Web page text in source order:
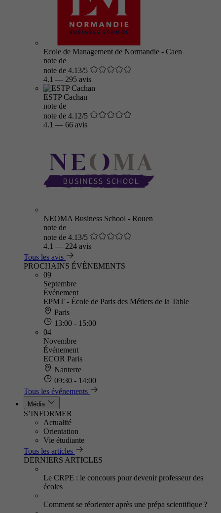
Ecole de Management de Normandie - Caen
note de
note de 4.13/5
4.1 — 295 avis
ESTP Cachan
note de
note de 4.12/5
4.1 — 66 avis
NEOMA Business School - Rouen
note de
note de 4.13/5
4.1 — 224 avis
Tous les avis
PROCHAINS ÉVÈNEMENTS
09
Septembre
Événement
EPMT - École de Paris des Métiers de la Table
Paris
13:00 - 15:00
04
Novembre
Événement
ECOR Paris
Nanterre
09:30 - 14:00
Tous les événements
Média
S’INFORMER
Actualité
Orientation
Vie étudiante
Tous les articles
DERNIERS ARTICLES
Le CRPE : le concours pour devenir professeur des
écoles
Comment se réorienter après une prépa scientifique ?